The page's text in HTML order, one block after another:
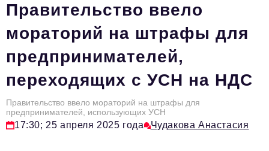
Тема номера
HR
Персона номера
Инфраструктура развития
Технологии и тренды
Туризм
Правительство ввело
мораторий на штрафы для
предпринимателей,
переходящих с УСН на НДС
Правительство ввело мораторий на штрафы для
предпринимателей, использующих УСН
17:30; 25 апреля 2025 года Чудакова Анастасия